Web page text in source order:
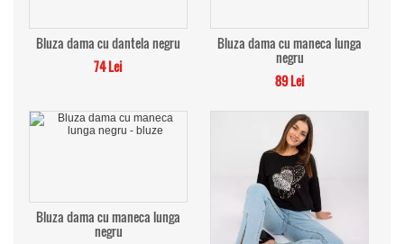
Bluza dama cu dantela negru
74 Lei
Bluza dama cu maneca lunga
negru
89 Lei
Bluza dama cu maneca lunga
negru